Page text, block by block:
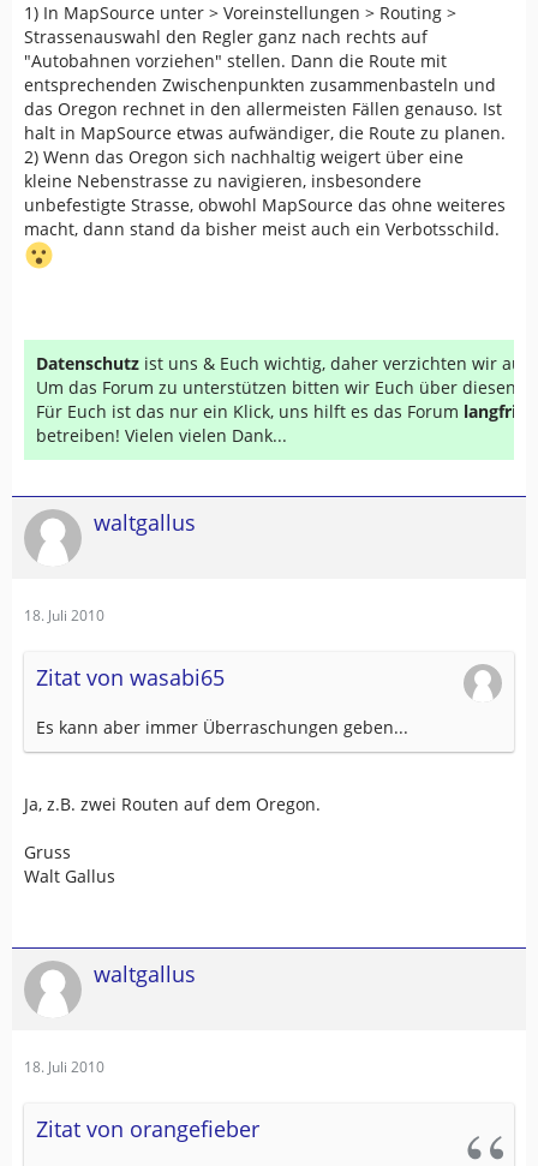
1) In MapSource unter > Voreinstellungen > Routing >
Strassenauswahl den Regler ganz nach rechts auf
"Autobahnen vorziehen" stellen. Dann die Route mit
entsprechenden Zwischenpunkten zusammenbasteln und
das Oregon rechnet in den allermeisten Fällen genauso. Ist
halt in MapSource etwas aufwändiger, die Route zu planen.
2) Wenn das Oregon sich nachhaltig weigert über eine
kleine Nebenstrasse zu navigieren, insbesondere
unbefestigte Strasse, obwohl MapSource das ohne weiteres
macht, dann stand da bisher meist auch ein Verbotsschild.
Datenschutz ist uns & Euch wichtig, daher verzichten wir auf
Um das Forum zu unterstützen bitten wir Euch über diesen
Für Euch ist das nur ein Klick, uns hilft es das Forum
betreiben! Vielen vielen Dank...
waltgallus
18. Juli 2010
Zitat von wasabi65
Es kann aber immer Überraschungen geben...
Ja, z.B. zwei Routen auf dem Oregon.
Gruss
Walt Gallus
waltgallus
18. Juli 2010
Zitat von orangefieber